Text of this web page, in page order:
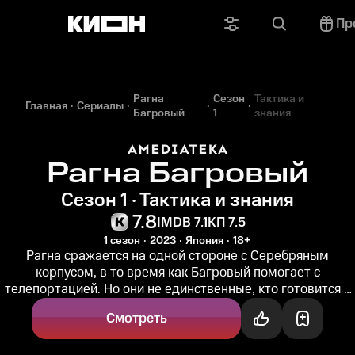
Главная Сериалы
Рагна
Багровый
Сезон
1
Тактика и
знания
Рагна Багровый
Сезон 1 · Тактика и знания
7.8IMDB 7.1КП 7.5
1 сезон 2023 Япония 18+
Рагна сражается на одной стороне с Серебряным
корпусом, в то время как Багровый помогает с
телепортацией. Но они не единственные, кто готовится к
масштабной битве...
Смотреть